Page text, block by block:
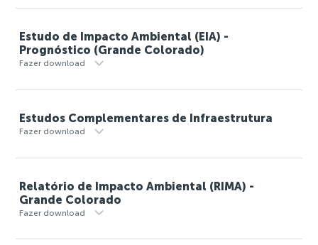
Estudo de Impacto Ambiental (EIA) -
Prognóstico (Grande Colorado)
Fazer download
Estudos Complementares de Infraestrutura
Fazer download
Relatório de Impacto Ambiental (RIMA) -
Grande Colorado
Fazer download